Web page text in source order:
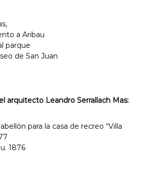
a Aribau
parque
de San Juan
arquitecto Leandro Serrallach Mas:
para la casa de recreo “Villa
1876